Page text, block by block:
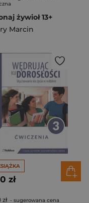
żywioł 13+
Marcin
zł
- sugerowana cena